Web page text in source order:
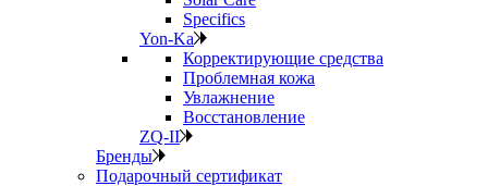
Specifics
Yon-Ka
Корректирующие средства
Проблемная кожа
Увлажнение
Восстановление
ZQ-II
Бренды
Подарочный сертификат